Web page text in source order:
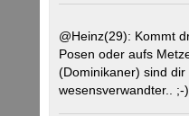
@Heinz(29): Kommt
Posen oder aufs
(Dominikaner) sind dir
wesensverwandter.. ;-